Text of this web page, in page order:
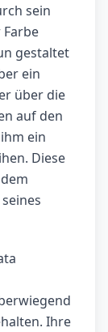
sein
gestaltet
ein
über die
auf den
ein
Diese
Ihre